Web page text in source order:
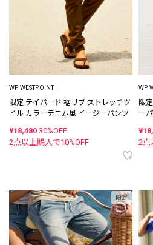
WP WESTPOINT
限定 テイパード 裾リブ ストレッチツ
イル カラーデニム風 イージーパンツ
¥18,480 30%OFF
2点以上購入で10%OFF
WP
限
ー
2点
限定